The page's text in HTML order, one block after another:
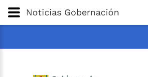
Gobernación de
Noticias Gobernación